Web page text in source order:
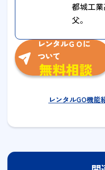
都城工
父。
レンタルＧＯに
ついて
無料相談
レンタルGO機能